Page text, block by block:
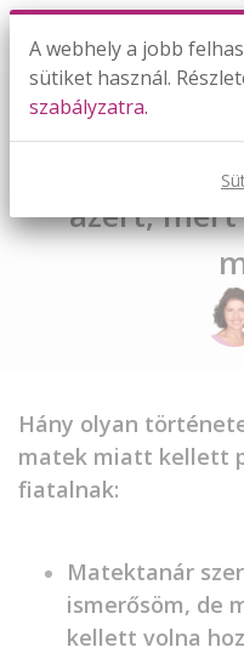
Ne kelljen
azért,
Hány olyan
matek miatt kellett
fiatalnak:
Matektanár
ismerősöm, de
kellett volna
A webhely a jobb
sütiket használ.
szabályzatra.